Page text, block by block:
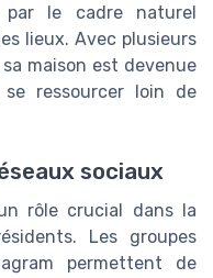
par le cadre naturel
lieux. Avec plusieurs
sa maison est devenue
ressourcer loin de
sociaux
rôle crucial dans la
Les groupes
permettent de